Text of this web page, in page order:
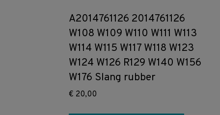
A2014761126 2014761126
W108 W109 W110 W111 W113
W114 W115 W117 W118 W123
W124 W126 R129 W140 W156
W176 Slang rubber
€ 20,00